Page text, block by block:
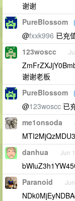
谢谢
PureBlossom
@fxxk996 已充
123woscc
谢谢老板
PureBlossom
@123woscc 已
me1onsoda
danhua Jun
Paranoid